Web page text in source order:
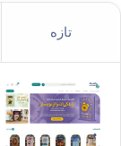
تازه